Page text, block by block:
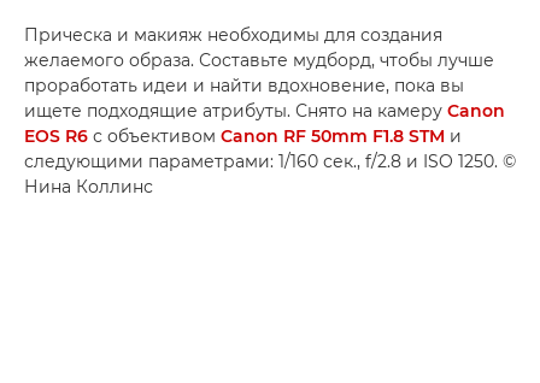
Прическа и макияж необходимы для создания
желаемого образа. Составьте мудборд, чтобы лучше
проработать идеи и найти вдохновение, пока вы
ищете подходящие атрибуты. Снято на камеру Canon
EOS R6 с объективом Canon RF 50mm F1.8 STM и
следующими параметрами: 1/160 сек., f/2.8 и ISO 1250. ©
Нина Коллинс